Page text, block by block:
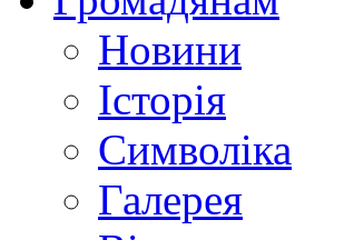
Новини
Історія
Символіка
Галерея